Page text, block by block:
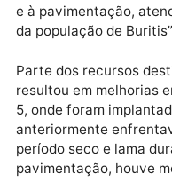
trafegabilidade,
ainda não contam
“A emenda foi
possibilitem obras
e à pavimentação,
da população de